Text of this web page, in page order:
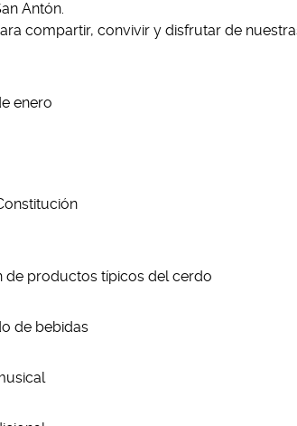
Antón.
compartir, convivir y disfrutar de
enero
de productos típicos del cerdo
de bebidas